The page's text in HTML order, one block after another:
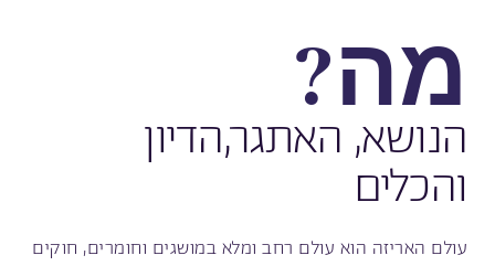
מה?
הנושא, האתגר,הדיון
והכלים
עולם האריזה הוא עולם רחב ומלא במושגים וחומרים, חוקים